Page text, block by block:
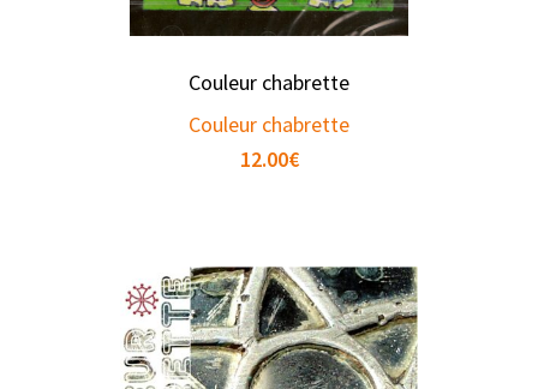
Couleur chabrette
Couleur chabrette
12.00€